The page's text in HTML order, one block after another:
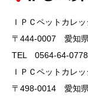
ＩＰＣペットカレ
〒444-0007 愛知
TEL 0564-64-0778
ＩＰＣペットカレ
〒498-0014 愛知